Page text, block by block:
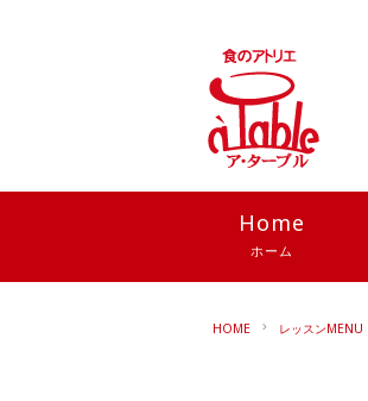
Home
ホーム
HOME レッスンMENU